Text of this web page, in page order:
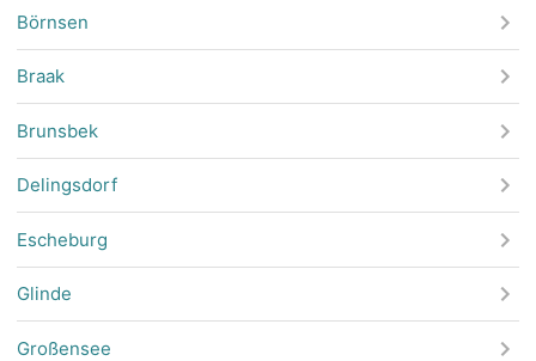
Börnsen
Braak
Brunsbek
Delingsdorf
Escheburg
Glinde
Großensee